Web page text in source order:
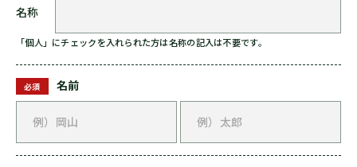
名称
「個人」にチェックを入れられた方は名称の記入は不要です。
必須 名前